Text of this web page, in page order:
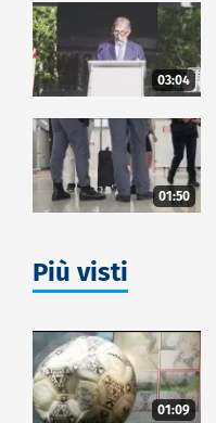
03:04
01:50
Più visti
01:09